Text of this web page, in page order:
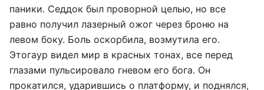
паники. Седдок был проворной целью, но все
равно получил лазерный ожог через броню на
левом боку. Боль оскорбила, возмутила его.
Этогаур видел мир в красных тонах, все перед
глазами пульсировало гневом его бога. Он
прокатился, ударившись о платформу, и поднялся,